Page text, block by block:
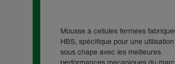
Mousse à cellules fermées
HBS, spécifique pour une
sous chape avec les meilleures